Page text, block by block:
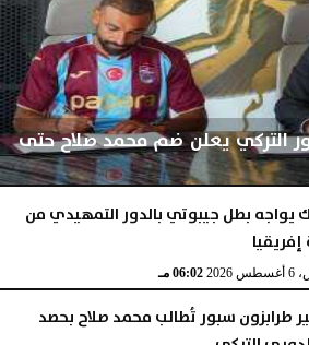
التركي يعلن ضم محمد صلاح حتى
يواجه بطل جيبوتي بالدور التمهيدي من
06:02 مـ
طرابزون سبور تُطالب محمد صلاح بحصد